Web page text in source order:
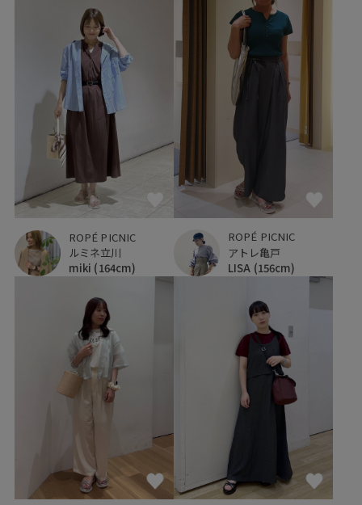
ROPÉ PICNIC
ルミネ立川
miki (164cm)
ROPÉ PICNIC
アトレ亀戸
LISA (156cm)